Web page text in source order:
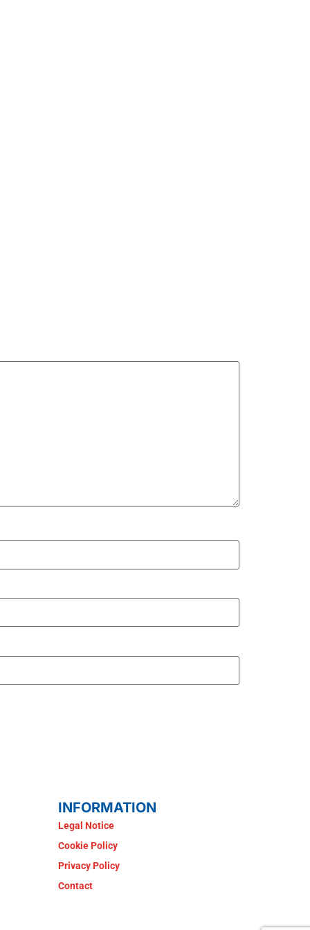
INFORMATION
Legal Notice
Cookie Policy
Privacy Policy
Contact